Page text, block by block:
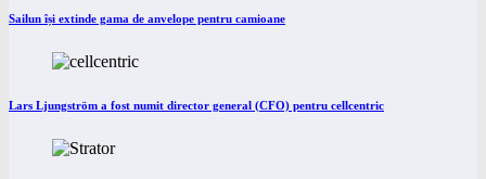
Sailun își extinde gama de anvelope pentru camioane
Lars Ljungström a fost numit director general (CFO) pentru cellcentric